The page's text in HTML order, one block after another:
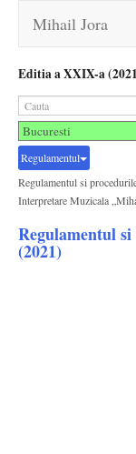
Mihail Jora
Editia a XXIX-a
Regulamentul
Regulamentul si
Interpretare Muzicala
Regulamentul
(2021)